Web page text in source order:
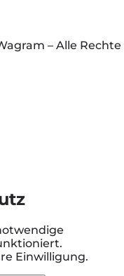
– Alle Rechte
Einwilligung.